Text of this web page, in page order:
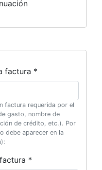
factura *
factura requerida por el
gasto, nombre de
de crédito, etc.). Por
debe aparecer en la
*